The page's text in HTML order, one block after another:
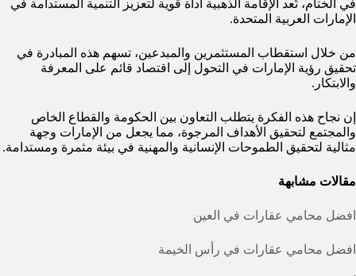
في الختام، تُعد الإقامة الذهبية أداة قوية لتعزيز التنمية المستدامة في
الإمارات العربية المتحدة.
من خلال استقطاب المستثمرين والمبدعين، تسهم هذه المبادرة في
تحقيق رؤية الإمارات في التحول إلى اقتصاد قائم على المعرفة
والابتكار.
إن نجاح هذه الفكرة يتطلب التعاون بين الحكومة والقطاع الخاص
والمجتمع لتحقيق الأهداف المرجوة، مما يجعل من الإمارات وجهة
مثالية لتحقيق الطموحات الإنسانية والمهنية في بيئة مثمرة ومستدامة.
مقالات مشابهة
افضل محامي عقارات في العين
افضل محامي عقارات في رأس الخيمة